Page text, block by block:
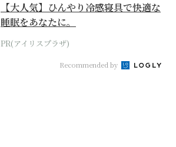
【大人気】ひんやり冷感寝具で快適な
睡眠をあなたに。
PR(アイリスプラザ)
Recommended by